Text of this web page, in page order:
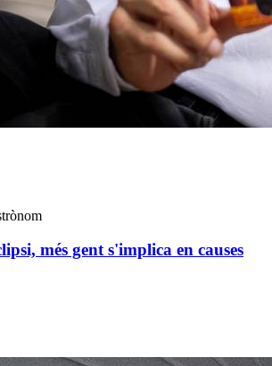
més gent s'implica en causes